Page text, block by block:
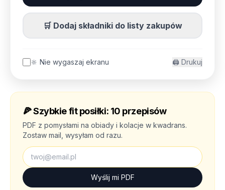
🛒 Dodaj składniki do listy zakupów
🔆 Nie wygaszaj ekranu 🖨️ Drukuj
🍕Szybkie fit posiłki: 10 przepisów
PDF z pomysłami na obiady i kolacje w kwadrans.
Zostaw mail, wysyłam od razu.
Wyślij mi PDF